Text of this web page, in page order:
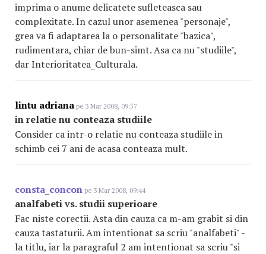
imprima o anume delicatete sufleteasca sau
complexitate. In cazul unor asemenea "personaje",
grea va fi adaptarea la o personalitate "bazica",
rudimentara, chiar de bun-simt. Asa ca nu "studiile",
dar Interioritatea_Culturala.
lintu adriana pe 3 Mar 2008, 09:57
in relatie nu conteaza studiile
Consider ca intr-o relatie nu conteaza studiile in
schimb cei 7 ani de acasa conteaza mult.
consta_concon pe 3 Mar 2008, 09:44
analfabeti vs. studii superioare
Fac niste corectii. Asta din cauza ca m-am grabit si din
cauza tastaturii. Am intentionat sa scriu "analfabeti" -
la titlu, iar la paragraful 2 am intentionat sa scriu "si